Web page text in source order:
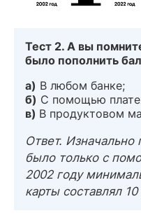
Тест 2. А вы
было пополнить
а) В любом банке;
б) С помощью
в) В продуктовом
Ответ.
было только с
2002 году
карты составлял 10